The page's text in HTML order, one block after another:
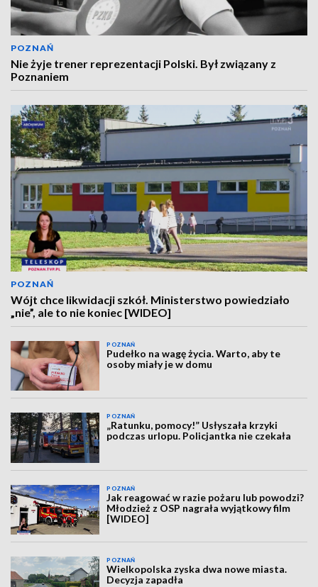
POZNAŃ
Nie żyje trener reprezentacji Polski. Był związany z
Poznaniem
POZNAŃ
Wójt chce likwidacji szkół. Ministerstwo powiedziało
„nie”, ale to nie koniec [WIDEO]
POZNAŃ
Pudełko na wagę życia. Warto, aby te
osoby miały je w domu
POZNAŃ
„Ratunku, pomocy!” Usłyszała krzyki
podczas urlopu. Policjantka nie czekała
POZNAŃ
Jak reagować w razie pożaru lub powodzi?
Młodzież z OSP nagrała wyjątkowy film
[WIDEO]
POZNAŃ
Wielkopolska zyska dwa nowe miasta.
Decyzja zapadła